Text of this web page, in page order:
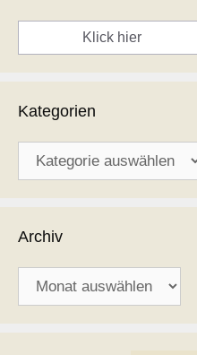
Klick hier
Kategorien
Archiv